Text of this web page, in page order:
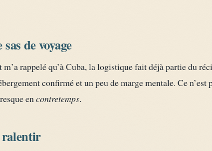
de voyage
m’a rappelé qu’à Cuba, la logistique fait déjà partie du
confirmé et un peu de marge mentale. Ce
encontretemps.
ralentir